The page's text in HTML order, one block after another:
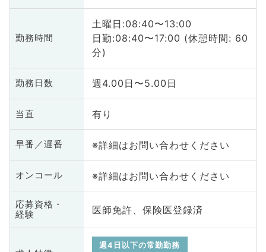
勤務時間
土曜日:08:40〜13:00
日勤:08:40〜17:00 (休憩時間: 60
分)
勤務日数 週4.00日〜5.00日
当直 有り
早番／遅番 ※詳細はお問い合わせください
オンコール ※詳細はお問い合わせください
応募資格・
経験
医師免許、保険医登録済
週4日以下の常勤勤務